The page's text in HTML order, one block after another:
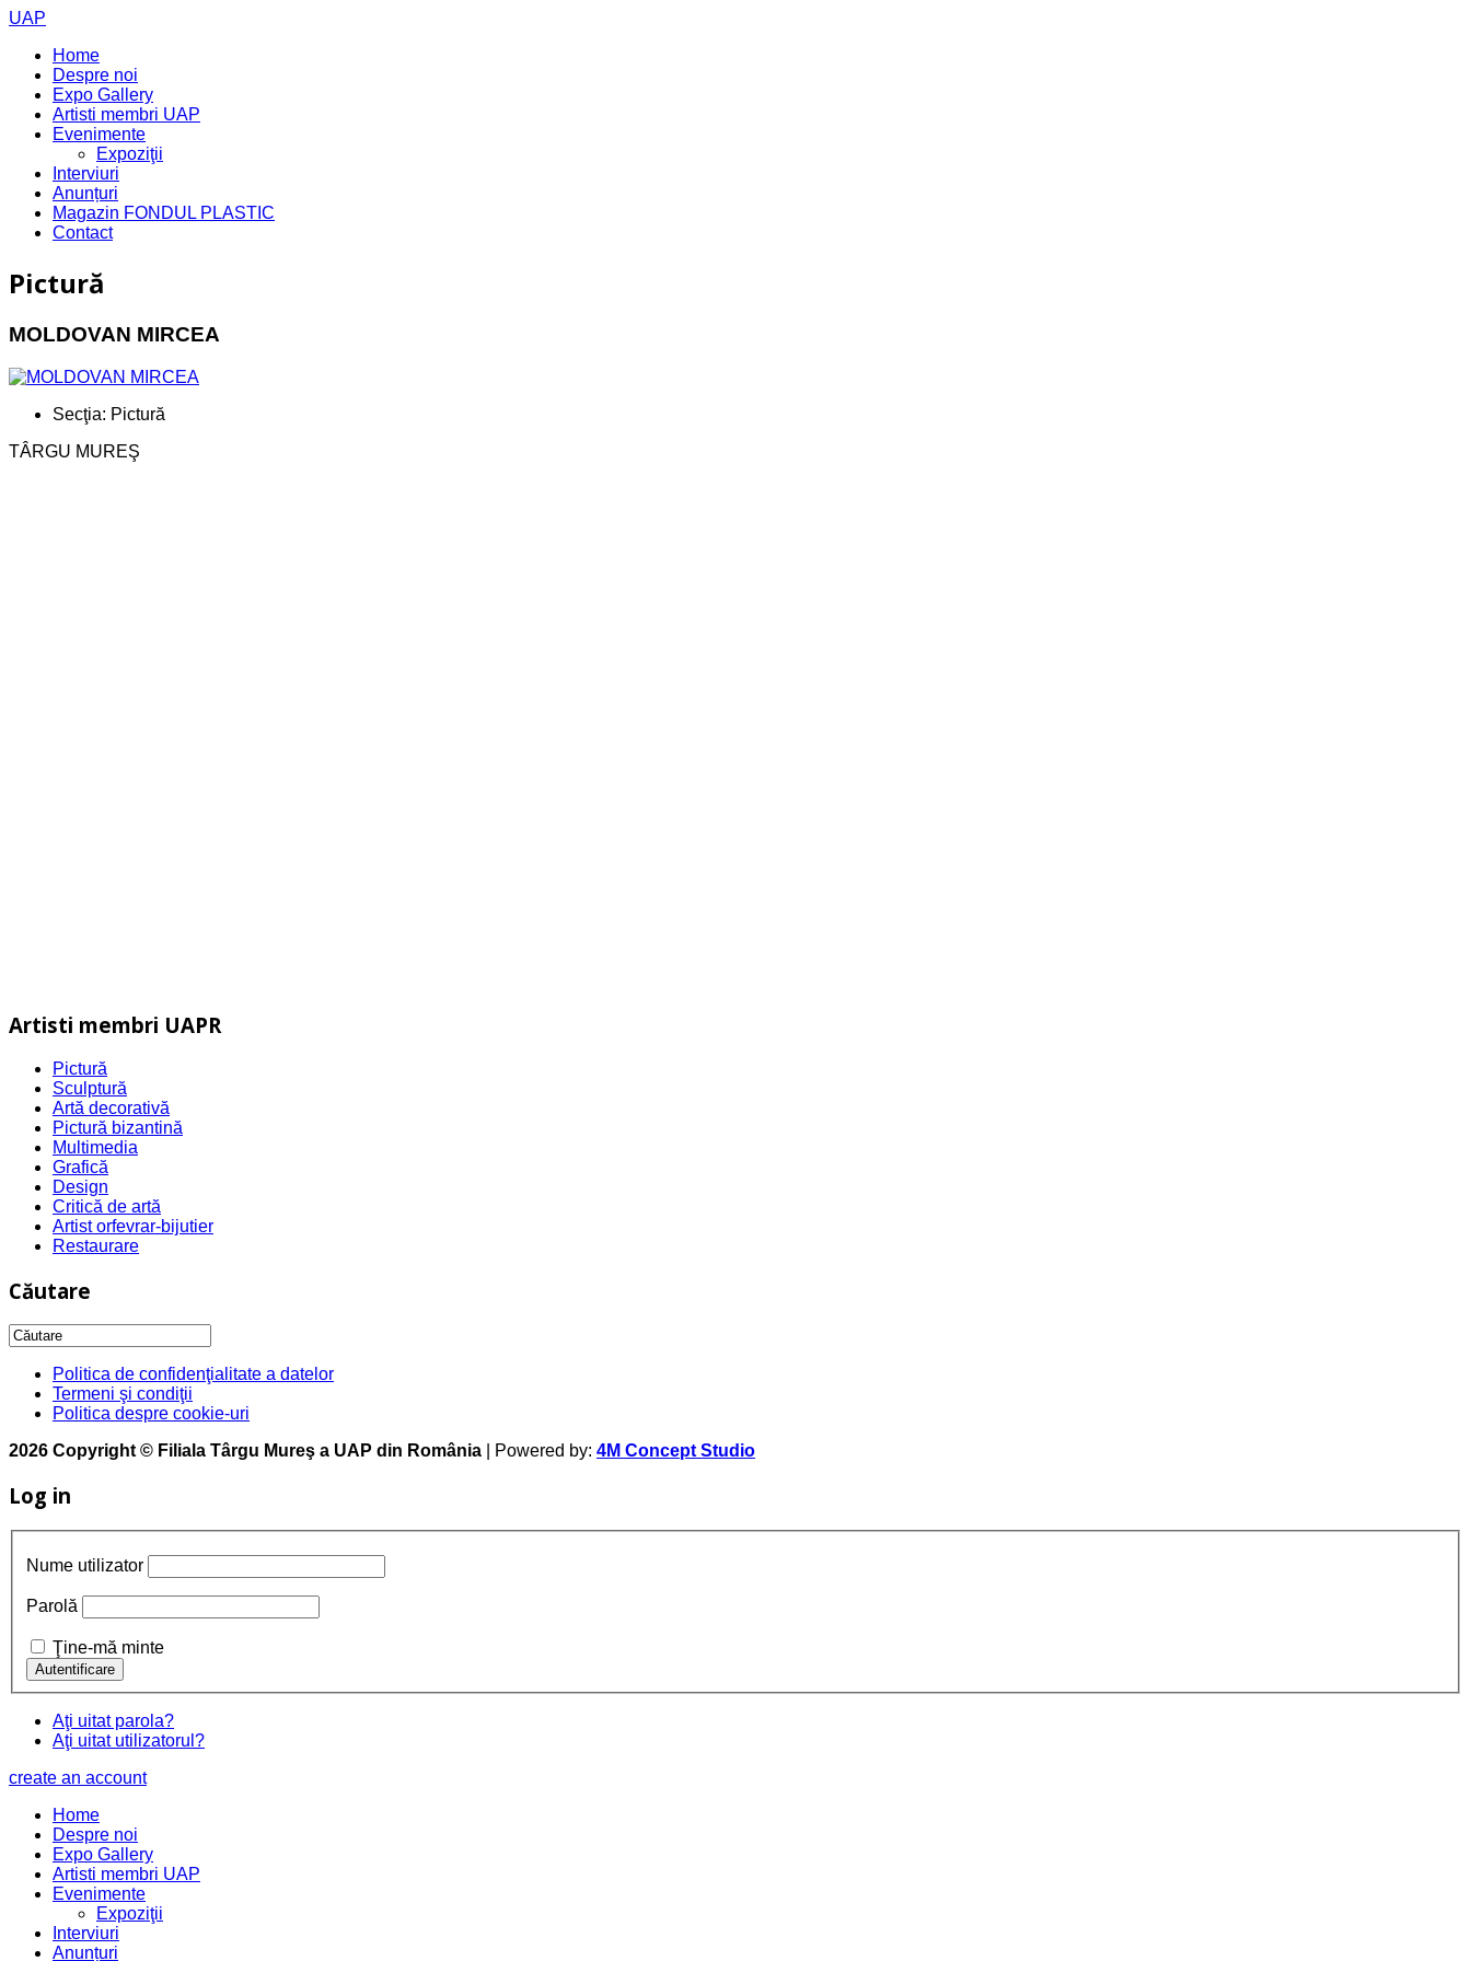
UAP
Home
Despre noi
Expo Gallery
Artisti membri UAP
Evenimente
Expoziţii
Interviuri
Anunțuri
Magazin FONDUL PLASTIC
Contact
Pictură
MOLDOVAN ​MIRCEA
Secţia: Pictură
TÂRGU MUREŞ
Artisti membri UAPR
Pictură
Sculptură
Artă decorativă
Pictură bizantină
Multimedia
Grafică
Design
Critică de artă
Artist orfevrar-bijutier
Restaurare
Căutare
Politica de confidenţialitate a datelor
Termeni şi condiţii
Politica despre cookie-uri
2026 Copyright © Filiala Târgu Mureş a UAP din România | Powered by: 4M Concept Studio
Log in
Nume utilizator
Parolă
Ţine-mă minte
Aţi uitat parola?
Aţi uitat utilizatorul?
create an account
Home
Despre noi
Expo Gallery
Artisti membri UAP
Evenimente
Expoziţii
Interviuri
Anunțuri